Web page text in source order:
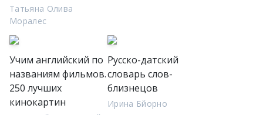
Татьяна Олива
Моралес
Учим английский по
названиям фильмов.
250 лучших
кинокартин
Русско-датский
словарь слов-
близнецов
Ирина Бйорно